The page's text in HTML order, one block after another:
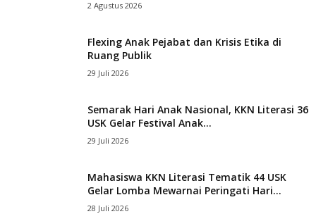
2 Agustus 2026
Flexing Anak Pejabat dan Krisis Etika di
Ruang Publik
29 Juli 2026
Semarak Hari Anak Nasional, KKN Literasi 36
USK Gelar Festival Anak...
29 Juli 2026
Mahasiswa KKN Literasi Tematik 44 USK
Gelar Lomba Mewarnai Peringati Hari...
28 Juli 2026